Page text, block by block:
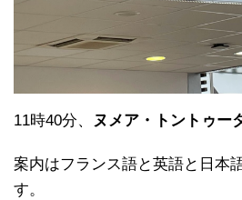
11時40分、 ヌメア・トントゥー
案内はフランス語と英語と日本
す。